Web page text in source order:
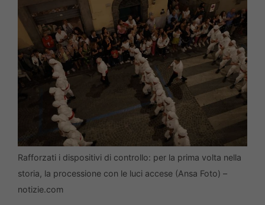
Rafforzati i dispositivi di controllo: per la prima volta nella
storia, la processione con le luci accese (Ansa Foto) –
notizie.com